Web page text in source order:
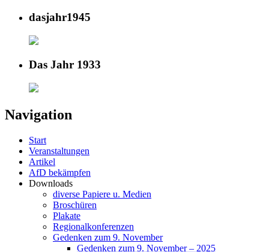
dasjahr1945
Das Jahr 1933
Navigation
Start
Veranstaltungen
Artikel
AfD bekämpfen
Downloads
diverse Papiere u. Medien
Broschüren
Plakate
Regionalkonferenzen
Gedenken zum 9. November
Gedenken zum 9. November – 2025